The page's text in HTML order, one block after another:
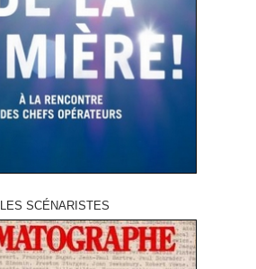
LES SCÉNARISTES